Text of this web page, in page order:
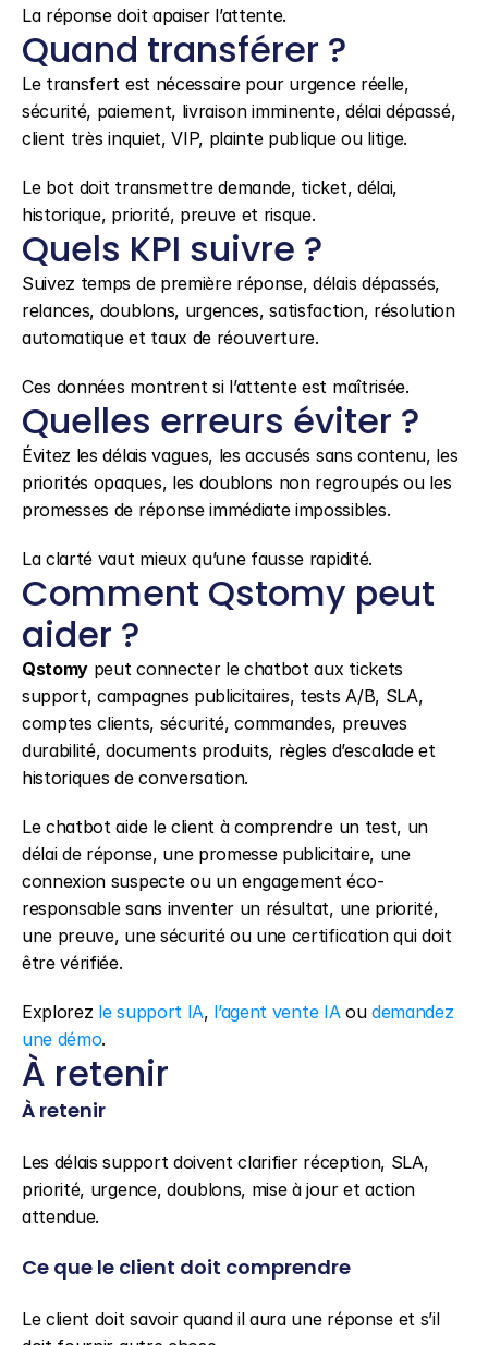
La réponse doit apaiser l’attente.
Quand transférer ?
Le transfert est nécessaire pour urgence réelle,
sécurité, paiement, livraison imminente, délai dépassé,
client très inquiet, VIP, plainte publique ou litige.
Le bot doit transmettre demande, ticket, délai,
historique, priorité, preuve et risque.
Quels KPI suivre ?
Suivez temps de première réponse, délais dépassés,
relances, doublons, urgences, satisfaction, résolution
automatique et taux de réouverture.
Ces données montrent si l’attente est maîtrisée.
Quelles erreurs éviter ?
Évitez les délais vagues, les accusés sans contenu, les
priorités opaques, les doublons non regroupés ou les
promesses de réponse immédiate impossibles.
La clarté vaut mieux qu’une fausse rapidité.
Comment Qstomy peut
aider ?
Qstomy peut connecter le chatbot aux tickets
support, campagnes publicitaires, tests A/B, SLA,
comptes clients, sécurité, commandes, preuves
durabilité, documents produits, règles d’escalade et
historiques de conversation.
Le chatbot aide le client à comprendre un test, un
délai de réponse, une promesse publicitaire, une
connexion suspecte ou un engagement éco-
responsable sans inventer un résultat, une priorité,
une preuve, une sécurité ou une certification qui doit
être vérifiée.
Explorez le support IA, l’agent vente IA ou demandez
une démo.
À retenir
À retenir
Les délais support doivent clarifier réception, SLA,
priorité, urgence, doublons, mise à jour et action
attendue.
Ce que le client doit comprendre
Le client doit savoir quand il aura une réponse et s’il